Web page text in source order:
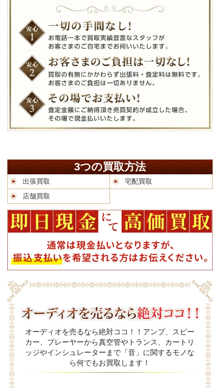
3つの買取方法
出張買取
宅配買取
店舗買取
オーディオを売るなら絶対ココ！！アンプ、スピー
カー、プレーヤーから真空管やトランス、カートリ
ッジやインシュレーターまで「音」に関するモノな
ら何でもお買取します！